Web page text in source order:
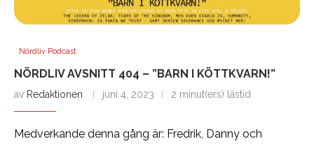
Nördliv Podcast
NÖRDLIV AVSNITT 404 – ”BARN I KÖTTKVARN!”
av Redaktionen juni 4, 2023 2 minut(ers) lästid
Medverkande denna gång är: Fredrik, Danny och